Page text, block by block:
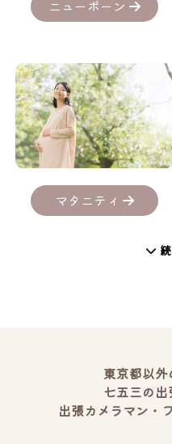
ニューボーン
マタニティ
東京都以
七五三の
出張カメラマン・